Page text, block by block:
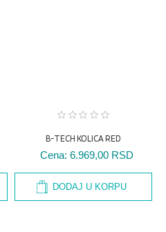
B-TECH KOLICA RED
Cena: 6.969,00 RSD
DODAJ U KORPU